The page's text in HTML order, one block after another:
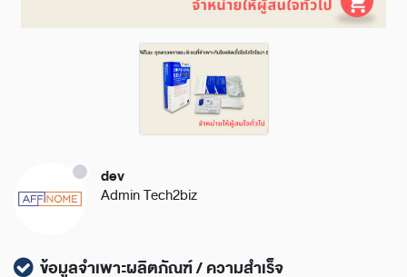
dev
Admin Tech2biz
ข้อมูลจำเพาะผลิตภัณฑ์ / ความสำเร็จ